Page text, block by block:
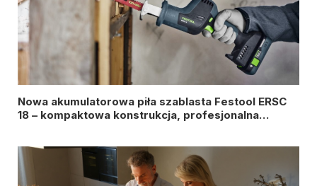
Nowa akumulatorowa piła szablasta Festool ERSC
18 – kompaktowa konstrukcja, profesjonalna